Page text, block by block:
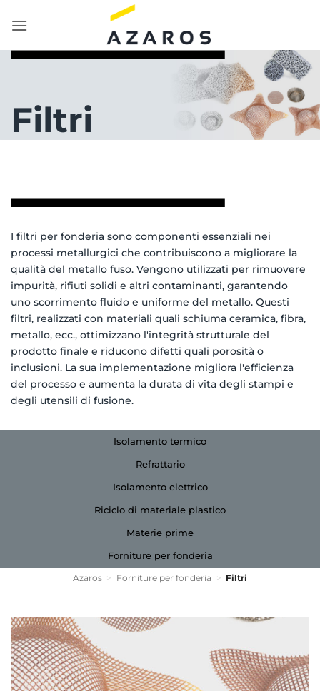
Filtri
I filtri per fonderia sono componenti essenziali nei
processi metallurgici che contribuiscono a migliorare la
qualità del metallo fuso. Vengono utilizzati per rimuovere
impurità, rifiuti solidi e altri contaminanti, garantendo
uno scorrimento fluido e uniforme del metallo. Questi
filtri, realizzati con materiali quali schiuma ceramica, fibra,
metallo, ecc., ottimizzano l'integrità strutturale del
prodotto finale e riducono difetti quali porosità o
inclusioni. La sua implementazione migliora l'efficienza
del processo e aumenta la durata di vita degli stampi e
degli utensili di fusione.
Isolamento termico
Refrattario
Isolamento elettrico
Riciclo di materiale plastico
Materie prime
Forniture per fonderia
Azaros > Forniture per fonderia > Filtri